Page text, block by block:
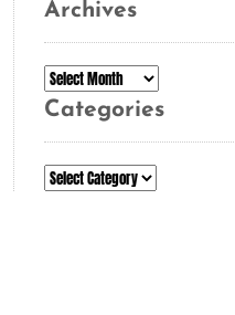
Archives
Archives
Categories
Categories